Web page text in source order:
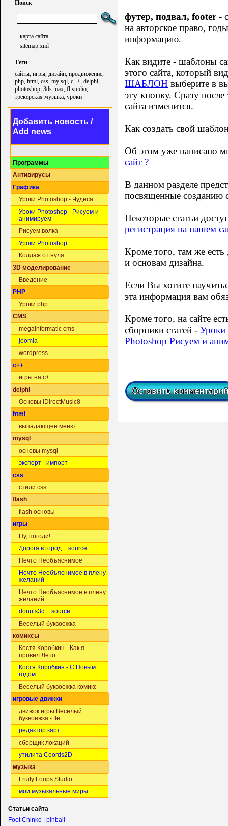
Поиск
карта сайта
sitemap.xml
Теги
сайты, игры, дизайн, продвижение,
php, html, css, my sql, c++, delphi,
photoshop, 3ds max, fl studio,
трекерская музыка, уроки
Добавить новость /
Add news
Программы
Антивирусы
Графика
Уроки Photoshop - Чудеса
Уроки Photoshop - Рисуем и
анимируем
Рисуем волка
Уроки Photoshop
Коллаж от нуля
3D моделирование
Введение
PHP
Уроки php
CMS
megainformatic cms
joomla
wordpress
c++
игры на c++
delphi
Основы IDirectMusic8
html
выпадающее меню
mysql
основы mysql
экспорт - импорт
css
стили css
flash
flash основы
игры
Ну, погоди!
Дорога в город + source
Нечто Необъяснимое
Нечто Необъяснимое в плену
желаний
Нечто Необъяснимое в плену
желаний
donuts3d + source
Веселый буквоежка
комиксы
Костя Коробкин - Как я
провел Лето
Костя Коробкин - С Новым
годом
Веселый буквоежка комикс
игровые движки
движок игры Веселый
буквоежка - fle
редактор карт
сборщик локаций
утилита Coords2D
музыка
Fruity Loops Studio
мои музыкальные миры
Статьи сайта
Foot Chinko | pinball
футер, подвал, footer -
на авторское право,
информацию.
Как видите - шаблоны
этого сайта, который
ШАБЛОН выберите в
эту кнопку. Сразу
сайта изменится.
Как создать свой
Об этом уже написано
сайт ?
В данном разделе
посвященные созданию
Некоторые статьи
регистрация на нашем
Кроме того, там же
и основам дизайна.
Если Вы хотите
эта информация вам
Кроме того, на сайте
сборники статей - Уроки
Photoshop Рисуем и